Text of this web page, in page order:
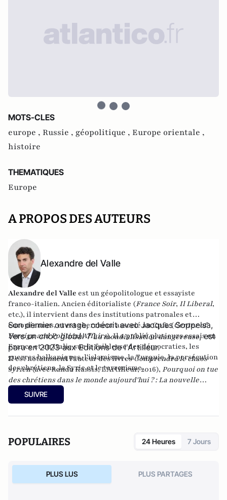
MOTS-CLES
europe , Russie , géopolitique , Europe orientale ,
histoire
THEMATIQUES
Europe
A PROPOS DES AUTEURS
Alexandre del Valle
Alexandre del Valle est un géopolitologue et essayiste
franco-italien. Ancien éditorialiste (France Soir, Il Liberal,
etc.), il intervient dans des institutions patronales et
européennes, et est chercheur associé au Cpfa (Center of
Foreign and Political Affairs). Il a publié plusieurs essais en
France et en Italie sur la faiblesse des démocraties, les
guerres balkaniques, l'islamisme, la Turquie, la persécution
des chrétiens, la Syrie et le terrorisme.
Son dernier ouvrage, coécrit avec Jacques Soppelsa,
Vers un choc global ? La mondialisation dangereuse, est
paru en 2023 aux Editions de l'Artilleur.
Il est notamment l'auteur des livresComprendre le chaos
syrien(avec Randa Kassis, L'Artilleur, 2016), Pourquoi on tue
des chrétiens dans le monde aujourd'hui ? : La nouvelle
christianophobie
les vrais enjeux de la candidature d'Ankara
sociétés ouvertes(Editions du Toucan),La statégie de
Projet: La stratégie de conquête et d'infiltration des frères
musulmans en France et dans le monde(Editions de
L'Artilleur).
SUIVRE
POPULAIRES 24 Heures 7 Jours
PLUS LUS PLUS PARTAGES